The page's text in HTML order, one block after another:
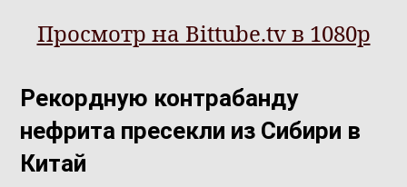
Просмотр на Bittube.tv в 1080p
Рекордную контрабанду
нефрита пресекли из Сибири в
Китай